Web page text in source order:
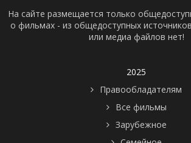
На сайте размещается только
о фильмах - из общедоступных
или медиа файлов нет!
2025
Правообладателям
Все фильмы
Зарубежное